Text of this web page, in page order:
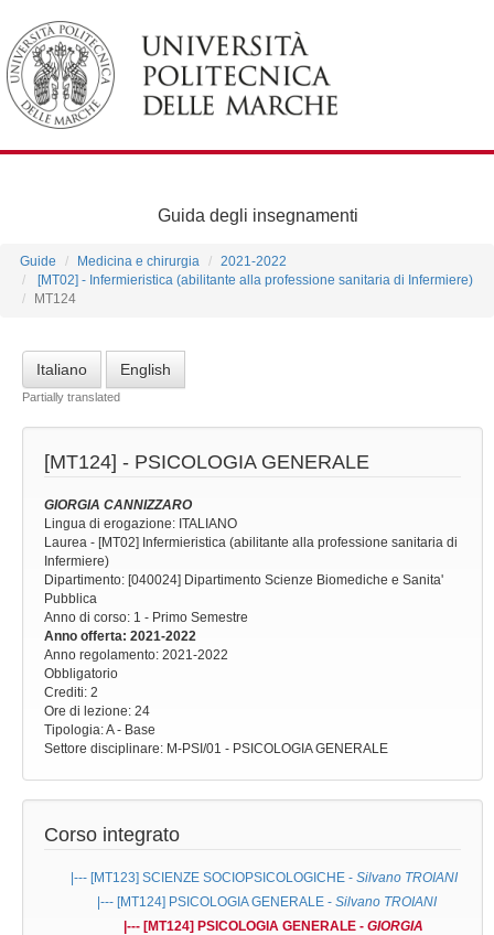
Guida degli insegnamenti
Guide Medicina e chirurgia
2021-2022
[MT02] - Infermieristica (abilitante alla professione sanitaria di Infermiere)
MT124
Italiano English
Partially translated
[MT124] - PSICOLOGIA GENERALE
GIORGIA CANNIZZARO
Lingua di erogazione: ITALIANO
Laurea - [MT02] Infermieristica (abilitante alla professione sanitaria di
Infermiere)
Dipartimento: [040024] Dipartimento Scienze Biomediche e Sanita'
Pubblica
Anno di corso: 1 - Primo Semestre
Anno offerta: 2021-2022
Anno regolamento: 2021-2022
Obbligatorio
Crediti: 2
Ore di lezione: 24
Tipologia: A - Base
Settore disciplinare: M-PSI/01 - PSICOLOGIA GENERALE
Corso integrato
|--- [MT123] SCIENZE SOCIOPSICOLOGICHE - Silvano TROIANI
|--- [MT124] PSICOLOGIA GENERALE - Silvano TROIANI
|--- [MT124] PSICOLOGIA GENERALE - GIORGIA